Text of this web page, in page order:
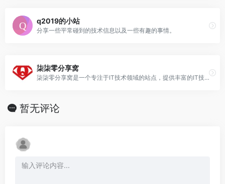
q2019的小站
分享一些平常碰到的技术信息以及一些有趣的事情。
柒柒零分享窝
柒柒零分享窝是一个专注于IT技术领域的站点，提供丰富的IT技术文章和实用的技术资源。
暂无评论